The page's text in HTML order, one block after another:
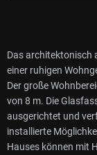
Das architektonisch
einer ruhigen
Der große
von 8 m. Die
ausgerichtet und
installierte
Hauses können mit